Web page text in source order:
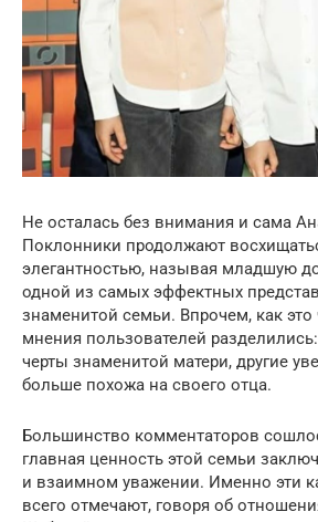
Не осталась без внимания и сама
Поклонники продолжают
элегантностью, называя младшую
одной из самых эффектных
знаменитой семьи. Впрочем, как это
мнения пользователей
черты знаменитой матери, другие
больше похожа на своего отца.
Большинство комментаторов
главная ценность этой семьи
и взаимном уважении. Именно эти
всего отмечают, говоря об